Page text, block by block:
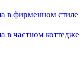
в фирменном стиле
в частном коттедже